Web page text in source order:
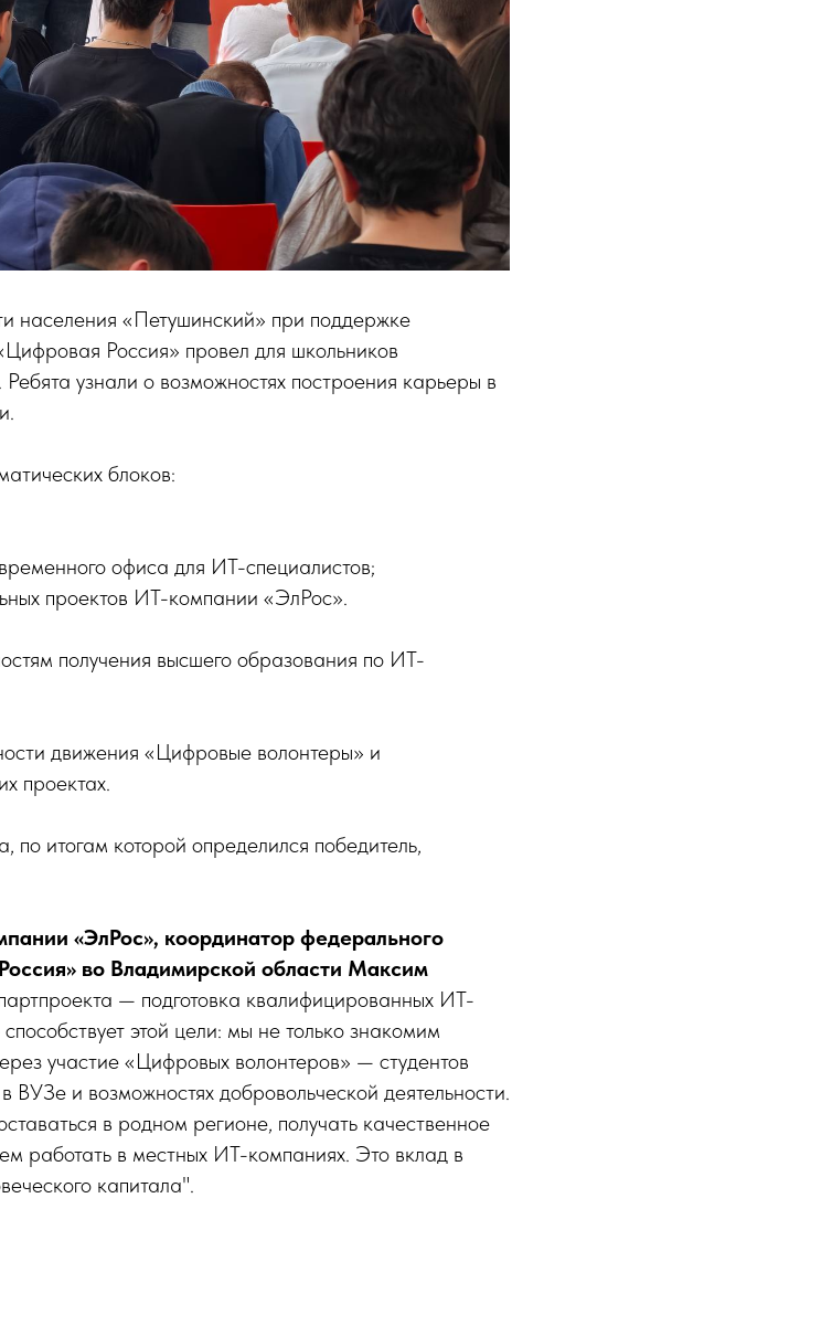
населения «Петушинский» при поддержке
Россия» провел для школьников
узнали о возможностях построения карьеры в
блоков:
офиса для ИТ-специалистов;
проектов ИТ-компании «ЭлРос».
получения высшего образования по ИТ-
движения «Цифровые волонтеры» и
проектах.
по итогам которой определился победитель,
«ЭлРос», координатор федерального
во Владимирской области Максим
— подготовка квалифицированных ИТ-
этой цели: мы не только знакомим
участие «Цифровых волонтеров» — студентов
и возможностях добровольческой деятельности.
в родном регионе, получать качественное
работать в местных ИТ-компаниях. Это вклад в
капитала".